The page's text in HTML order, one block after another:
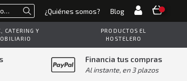
Buscar¿Quiénes somos? Blog
CATERING Y
PRODUCTOS EL
HOSTELERO
Financia tus compras
Al instante, en 3 plazos